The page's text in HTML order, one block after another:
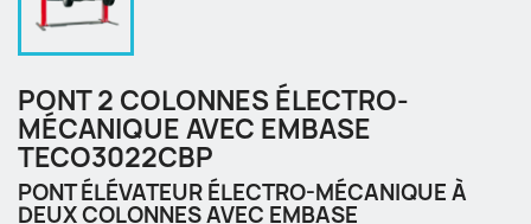
PONT 2 COLONNES ÉLECTRO-
MÉCANIQUE AVEC EMBASE
TECO3022CBP
PONT ÉLÉVATEUR ÉLECTRO-MÉCANIQUE À
DEUX COLONNES AVEC EMBASE